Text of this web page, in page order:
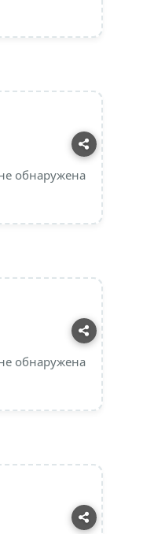
обнаружена
обнаружена